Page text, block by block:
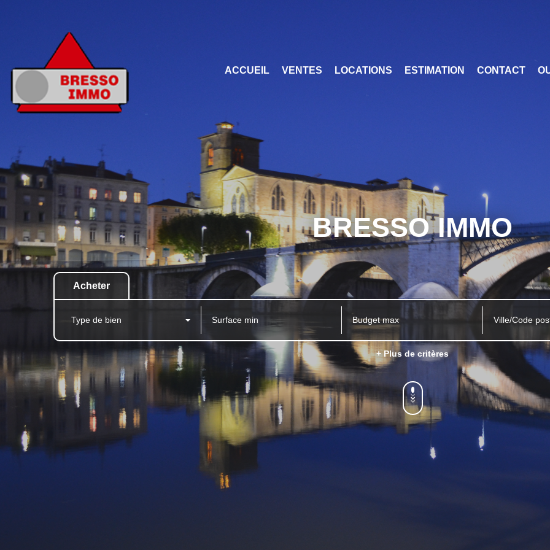
ACCUEIL VENTES LOCATIONS ESTIMATION CONTACT
BRESSO IMMO
Acheter
Type de bien Ville/Code
+ Plus de critères